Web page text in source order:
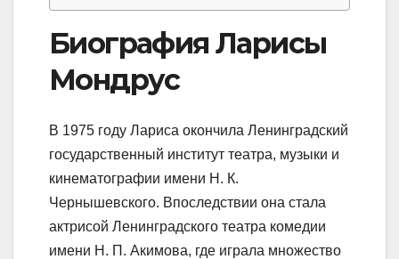
Биография Ларисы
Мондрус
В 1975 году Лариса окончила Ленинградский
государственный институт театра, музыки и
кинематографии имени Н. К.
Чернышевского. Впоследствии она стала
актрисой Ленинградского театра комедии
имени Н. П. Акимова, где играла множество